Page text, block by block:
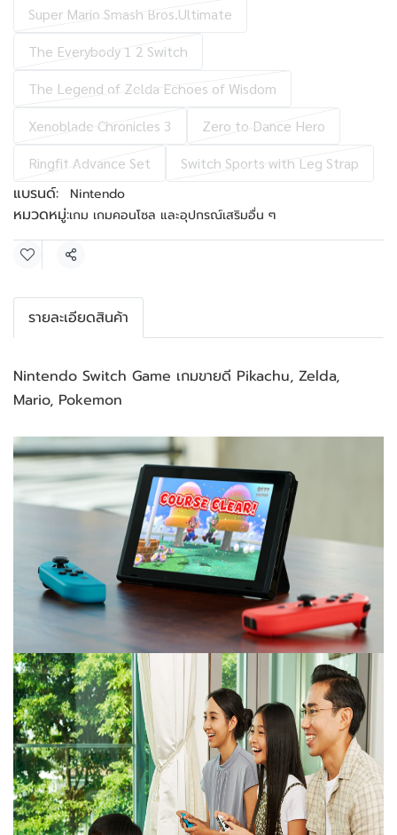
Super Mario Smash Bros.Ultimate
The Everybody 1 2 Switch
The Legend of Zelda Echoes of Wisdom
Xenoblade Chronicles 3
Zero to Dance Hero
Ringfit Advance Set
Switch Sports with Leg Strap
แบรนด์: Nintendo
หมวดหมู่:เกม เกมคอนโซล และอุปกรณ์เสริมอื่น ๆ
แชร์
รายละเอียดสินค้า
Nintendo Switch Game เกมขายดี Pikachu, Zelda,
Mario, Pokemon